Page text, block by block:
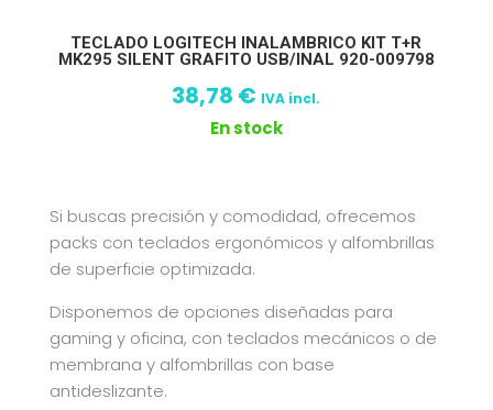
TECLADO LOGITECH INALAMBRICO KIT T+R
MK295 SILENT GRAFITO USB/INAL 920-009798
38,78 € IVA incl.
En stock
Si buscas precisión y comodidad, ofrecemos
packs con teclados ergonómicos y alfombrillas
de superficie optimizada.
Disponemos de opciones diseñadas para
gaming y oficina, con teclados mecánicos o de
membrana y alfombrillas con base
antideslizante.